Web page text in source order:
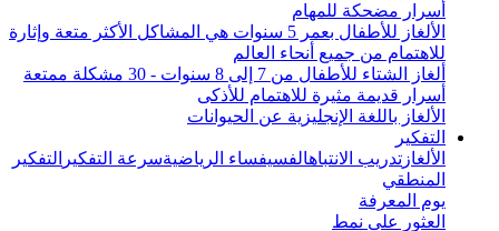
أسرار مضحكة للمهام
الألغاز للأطفال بعمر 5 سنوات هي المشاكل الأكثر متعة وإثارة
للاهتمام من جميع أنحاء العالم
ألغاز الشتاء للأطفال من 7 إلى 8 سنوات - 30 مشكلة ممتعة
أسرار قديمة مثيرة للاهتمام للأذكى
الألغاز باللغة الإنجليزية عن الحيوانات
التفكير
الألغاز تدريب الانتباهالفسيفساء الرياضيةسرعة التفكير التفكير
المنطقي
يوم المعرفة
العثور على نمط